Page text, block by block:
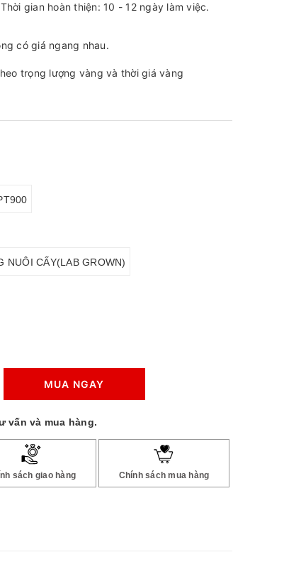
gian hoàn thiện: 10 - 12 ngày làm việc.
có giá ngang nhau.
trọng lượng vàng và thời giá vàng
NUÔI CẤY(LAB GROWN)
MUA NGAY
vấn và mua hàng.
sách giao hàng Chính sách mua hàng